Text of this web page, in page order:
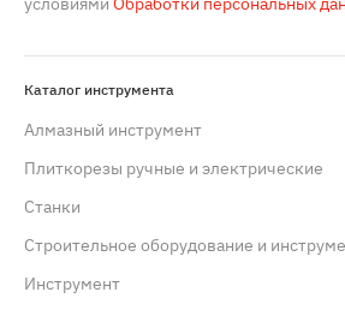
Каталог инструмента
Алмазный инструмент
Плиткорезы ручные и электрические
Станки
Строительное оборудование и
Инструмент